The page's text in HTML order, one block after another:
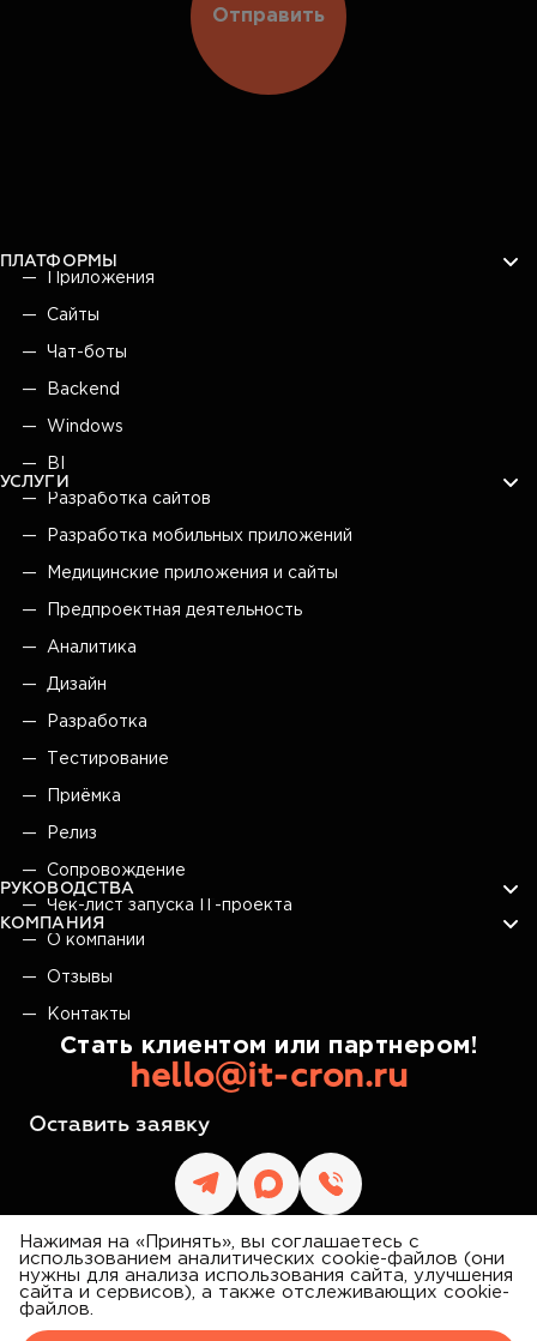
Отправить
Нажимая на «Принять», вы соглашаетесь с
использованием аналитических cookie-файлов (они
нужны для анализа использования сайта, улучшения
сайта и сервисов), а также отслеживающих cookie-
файлов.
IT CRON
ПЛАТФОРМЫ
Приложения
Сайты
Чат-боты
Backend
Windows
BI
УСЛУГИ
Разработка сайтов
Разработка мобильных приложений
Медицинские приложения и сайты
Предпроектная деятельность
Аналитика
Дизайн
Разработка
Тестирование
Приёмка
Релиз
Сопровождение
РУКОВОДСТВА
Чек-лист запуска IT-проекта
КОМПАНИЯ
О компании
Отзывы
Контакты
Стать клиентом или партнером!
hello@it-cron.ru
Оставить заявку